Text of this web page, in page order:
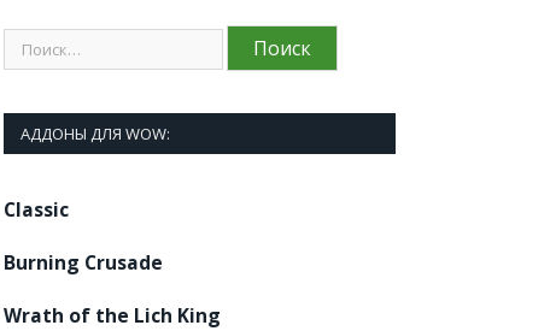
АДДОНЫ ДЛЯ WOW:
Classic
Burning Crusade
Wrath of the Lich King